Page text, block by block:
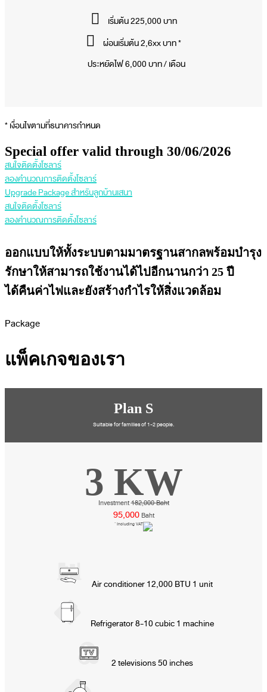
เริ่มต้น 225,000 บาท
ผ่อนเริ่มต้น 2,6xx บาท *
ประหยัดไฟ 6,000 บาท / เดือน
* เงื่อนไขตามที่ธนาคารกำหนด
Special offer valid through 30/06/2026
สนใจติดตั้งโซลาร์
ลองคำนวณการติดตั้งโซลาร์
Upgrade Package สำหรับลูกบ้านเสนา
สนใจติดตั้งโซลาร์
ลองคำนวณการติดตั้งโซลาร์
ออกแบบให้ทั้งระบบตามมาตรฐานสากลพร้อมบำรุง
รักษาให้สามารถใช้งานได้ไปอีกนานกว่า 25 ปี
ได้คืนค่าไฟและยังสร้างกำไรให้สิ่งแวดล้อม
Package
แพ็คเกจของเรา
Plan S
Suitable for families of 1-2 people.
3 KW
Investment182,000 Baht
95,000Baht
* Including VAT
Air conditioner 12,000 BTU 1 unit
Refrigerator 8-10 cubic 1 machine
2 televisions 50 inches